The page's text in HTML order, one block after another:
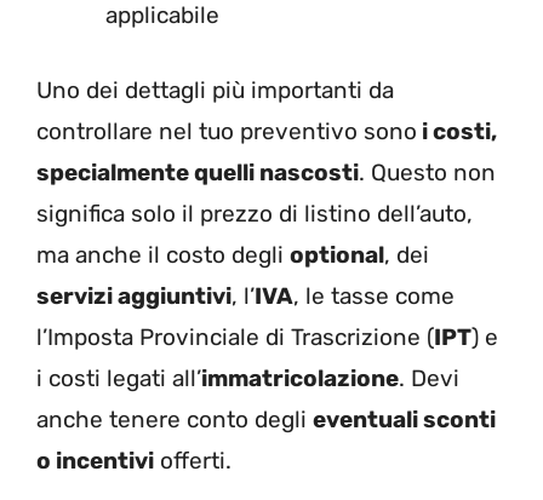
applicabile
Uno dei dettagli più importanti da
controllare nel tuo preventivo sono i costi,
specialmente quelli nascosti. Questo non
significa solo il prezzo di listino dell’auto,
ma anche il costo degli optional, dei
servizi aggiuntivi, l’IVA, le tasse come
l’Imposta Provinciale di Trascrizione (IPT) e
i costi legati all’immatricolazione. Devi
anche tenere conto degli eventuali sconti
o incentivi offerti.